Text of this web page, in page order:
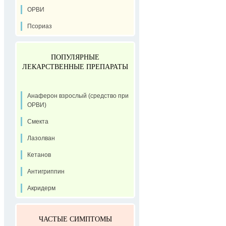
ОРВИ
Псориаз
ПОПУЛЯРНЫЕ
ЛЕКАРСТВЕННЫЕ ПРЕПАРАТЫ
Анаферон взрослый (средство при
ОРВИ)
Смекта
Лазолван
Кетанов
Антигриппин
Акридерм
ЧАСТЫЕ СИМПТОМЫ